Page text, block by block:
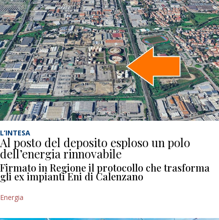
L’INTESA
Al posto del deposito esploso un polo
dell’energia rinnovabile
Firmato in Regione il protocollo che trasforma
gli ex impianti Eni di Calenzano
Energia